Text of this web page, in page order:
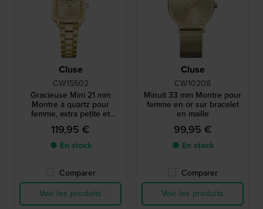
Cluse
CW15502
Gracieuse Mini 21 mm
Montre à quartz pour
femme, extra petite et
carrée
119,95 €
● En stock
Comparer
Voir les produits
Cluse
CW10208
Minuit 33 mm Montre pour
femme en or sur bracelet
en maille
99,95 €
● En stock
Comparer
Voir les produits